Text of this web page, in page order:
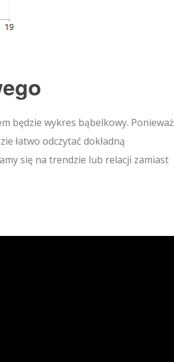
będzie wykres bąbelkowy. Ponieważ
łatwo odczytać dokładną
się na trendzie lub relacji zamiast